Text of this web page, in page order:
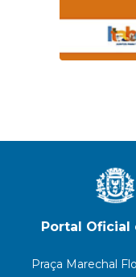
Portal Oficial
Praça Marechal